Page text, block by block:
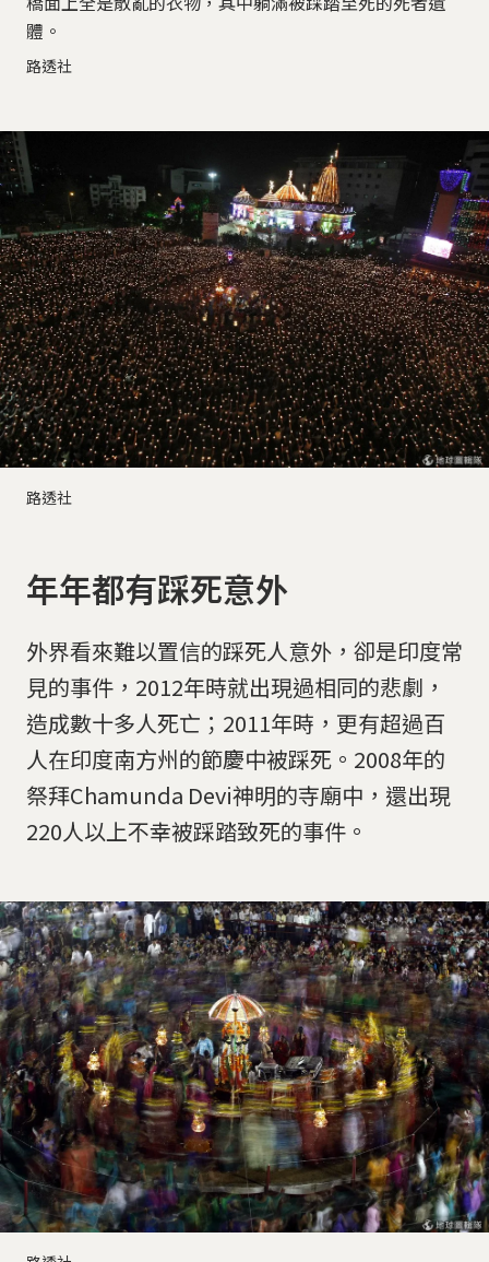
體。
路透社
路透社
年年都有踩死意外
外界看來難以置信的踩死人意外，卻是印度常
見的事件，2012年時就出現過相同的悲劇，
造成數十多人死亡；2011年時，更有超過百
人在印度南方州的節慶中被踩死。2008年的
祭拜Chamunda Devi神明的寺廟中，還出現
220人以上不幸被踩踏致死的事件。